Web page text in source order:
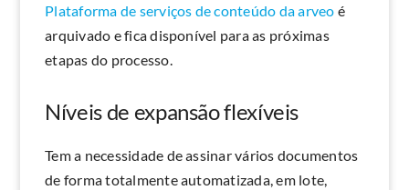
Plataforma de serviços de conteúdo da arveo é
arquivado e fica disponível para as próximas
etapas do processo.
Níveis de expansão flexíveis
Tem a necessidade de assinar vários documentos
de forma totalmente automatizada, em lote,